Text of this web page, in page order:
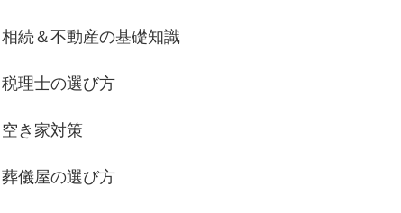
相続＆不動産の基礎知識
税理士の選び方
空き家対策
葬儀屋の選び方